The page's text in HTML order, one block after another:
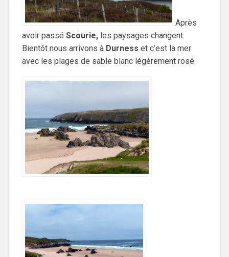
Après
avoir passé Scourie,les paysages changent.
Bientôt nous arrivons à Durness et c’est la mer
avec les plages de sable blanc légèrement rosé.